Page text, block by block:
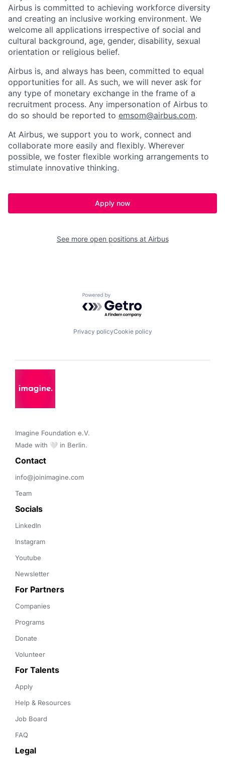
Airbus is committed to achieving workforce diversity
and creating an inclusive working environment. We
welcome all applications irrespective of social and
cultural background, age, gender, disability, sexual
orientation or religious belief.
Airbus is, and always has been, committed to equal
opportunities for all. As such, we will never ask for
any type of monetary exchange in the frame of a
recruitment process. Any impersonation of Airbus to
do so should be reported to emsom@airbus.com.
At Airbus, we support you to work, connect and
collaborate more easily and flexibly. Wherever
possible, we foster flexible working arrangements to
stimulate innovative thinking.
Apply now
See more open positions at Airbus
Powered by Getro.com
Privacy policyCookie policy
Imagine Foundation e.V.
Made with 🤍 in Berlin.
Contact
info@joinimagine.com
Team
Socials
LinkedIn
Instagram
Youtube
Newsletter
For Partners
Companies
Programs
Donate
Volunteer
For Talents
Apply
Help & Resources
Job Board
FAQ
Legal